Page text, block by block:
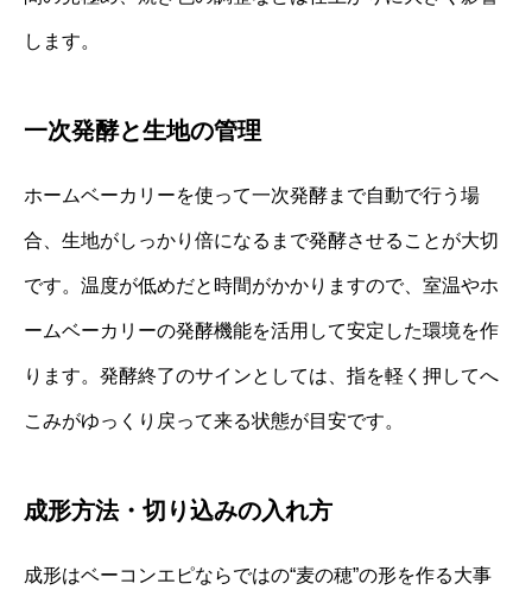
します。
一次発酵と生地の管理
ホームベーカリーを使って一次発酵まで自動で行う場
合、生地がしっかり倍になるまで発酵させることが大切
です。温度が低めだと時間がかかりますので、室温やホ
ームベーカリーの発酵機能を活用して安定した環境を作
ります。発酵終了のサインとしては、指を軽く押してへ
こみがゆっくり戻って来る状態が目安です。
成形方法・切り込みの入れ方
成形はベーコンエピならではの“麦の穂”の形を作る大事